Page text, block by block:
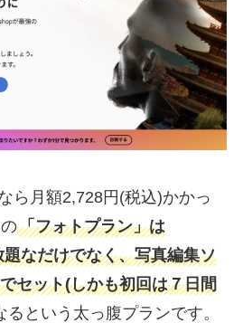
ら月額2,728円(税込)かかっ
「フォトプラン」は
なだけでなく、写真編集ソ
セット(しかも初回は７日間
るという太っ腹プランです。